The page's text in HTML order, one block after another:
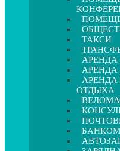
ТАКСИ
ОТДЫХА